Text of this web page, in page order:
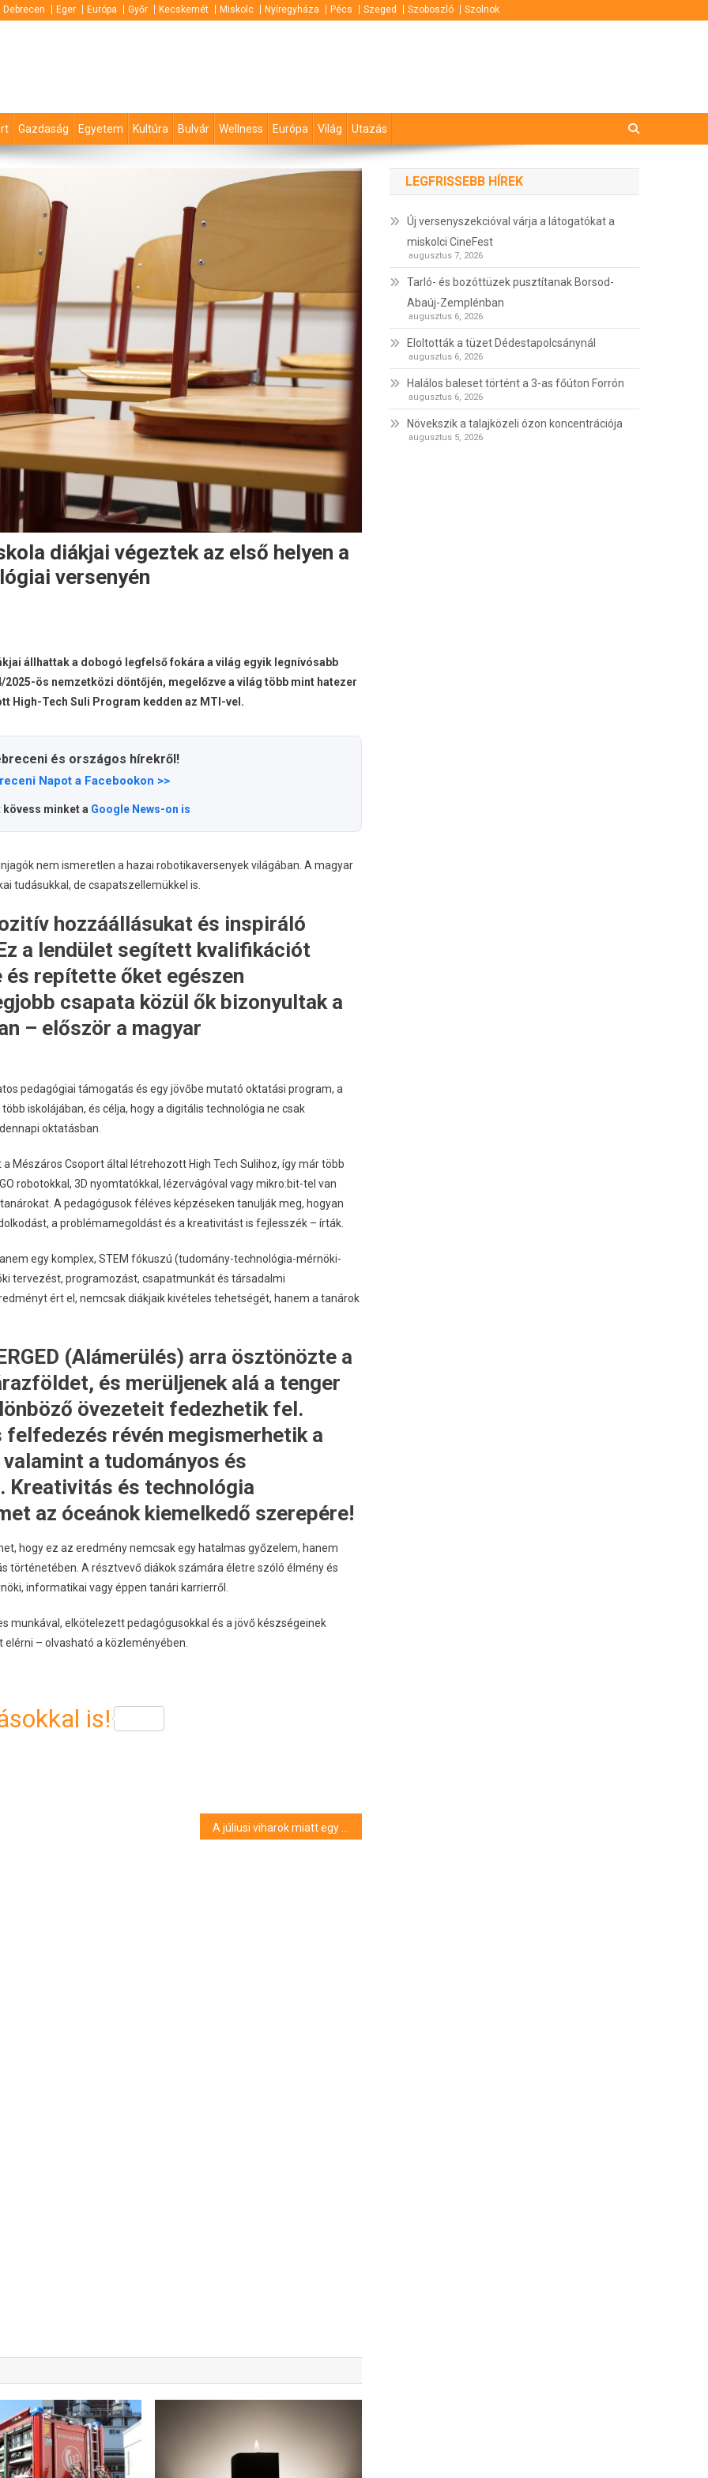
Debrecen Eger Európa Győr Kecskemét Miskolc Nyíregyháza Pécs Szeged Szoboszló Szolnok
Gazdaság Egyetem Kultúra Bulvár Wellness Európa Világ Utazás
diákjai végeztek az első helyen a
versenyén
állhattak a dobogó legfelső fokára a világ egyik legnívósabb
ös nemzetközi döntőjén, megelőzve a világ több mint hatezer
High-Tech Suli Program kedden az MTI-vel.
és országos hírekről!
Napot a Facebookon >>
minket a Google News-on is
nem ismeretlen a hazai robotikaversenyek világában. A magyar
tudásukkal, de csapatszellemükkel is.
hozzáállásukat és inspiráló
a lendület segített kvalifikációt
repítette őket egészen
csapata közül ők bizonyultak a
– először a magyar
pedagógiai támogatás és egy jövőbe mutató oktatási program, a
iskolájában, és célja, hogy a digitális technológia ne csak
oktatásban.
Mészáros Csoport által létrehozott High Tech Sulihoz, így már több
robotokkal, 3D nyomtatókkal, lézervágóval vagy mikro:bit-tel van
A pedagógusok féléves képzéseken tanulják meg, hogyan
a problémamegoldást és a kreativitást is fejlesszék – írták.
egy komplex, STEM fókuszú (tudomány-technológia-mérnöki-
tervezést, programozást, csapatmunkát és társadalmi
ért el, nemcsak diákjaik kivételes tehetségét, hanem a tanárok
(Alámerülés) arra ösztönözte a
és merüljenek alá a tenger
övezeteit fedezhetik fel.
révén megismerhetik a
a tudományos és
Kreativitás és technológia
az óceánok kiemelkedő szerepére!
hogy ez az eredmény nemcsak egy hatalmas győzelem, hanem
történetében. A résztvevő diákok számára életre szóló élmény és
informatikai vagy éppen tanári karrierről.
munkával, elkötelezett pedagógusokkal és a jövő készségeinek
– olvasható a közleményében.
is!
LEGFRISSEBB HÍREK
Új versenyszekcióval várja a látogatókat a
miskolci CineFest
augusztus 7, 2026
Tarló- és bozóttüzek pusztítanak Borsod-
Abaúj-Zemplénban
augusztus 6, 2026
Eloltották a tüzet Dédestapolcsánynál
augusztus 6, 2026
Halálos baleset történt a 3-as főúton Forrón
augusztus 6, 2026
Növekszik a talajközeli ózon koncentrációja
augusztus 5, 2026